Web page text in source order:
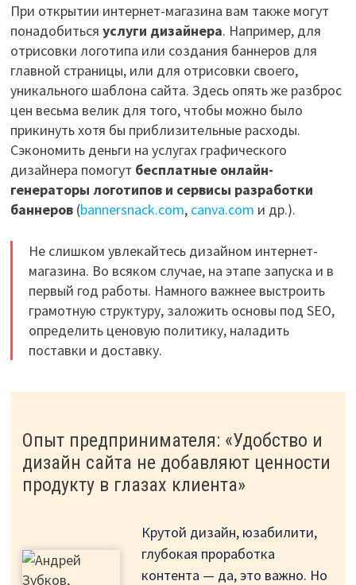
При открытии интернет-магазина вам также могут
понадобиться услуги дизайнера. Например, для
отрисовки логотипа или создания баннеров для
главной страницы, или для отрисовки своего,
уникального шаблона сайта. Здесь опять же разброс
цен весьма велик для того, чтобы можно было
прикинуть хотя бы приблизительные расходы.
Сэкономить деньги на услугах графического
дизайнера помогут бесплатные онлайн-
генераторы логотипов и сервисы разработки
баннеров(bannersnack.com, canva.com и др.).
Не слишком увлекайтесь дизайном интернет-
магазина. Во всяком случае, на этапе запуска и в
первый год работы. Намного важнее выстроить
грамотную структуру, заложить основы под SEO,
определить ценовую политику, наладить
поставки и доставку.
Опыт предпринимателя: «Удобство и
дизайн сайта не добавляют ценности
продукту в глазах клиента»
Крутой дизайн, юзабилити,
глубокая проработка
контента — да, это важно. Но